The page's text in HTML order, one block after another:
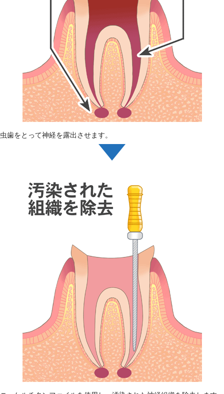
虫歯をとって神経を露出させます。